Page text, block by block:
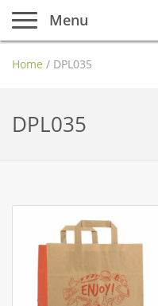
Menu
Home / DPL035
DPL035